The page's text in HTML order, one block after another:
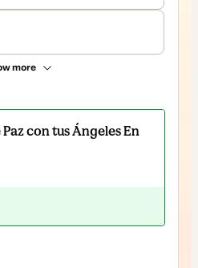
more
Paz con tus Ángeles En